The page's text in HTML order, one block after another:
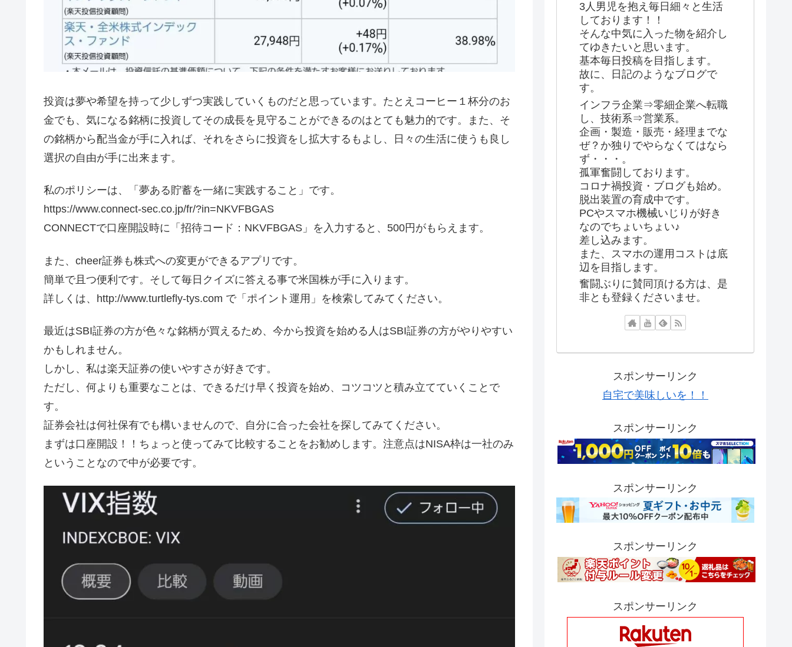
投資は夢や希望を持って少しずつ実践していくものだと思っています。たとえコーヒー１杯分のお
金でも、気になる銘柄に投資してその成長を見守ることができるのはとても魅力的です。また、そ
の銘柄から配当金が手に入れば、それをさらに投資をし拡大するもよし、日々の生活に使うも良し
選択の自由が手に出来ます。
私のポリシーは、「夢ある貯蓄を一緒に実践すること」です。
https://www.connect-sec.co.jp/fr/?in=NKVFBGAS
CONNECTで口座開設時に「招待コード：NKVFBGAS」を入力すると、500円がもらえます。
また、cheer証券も株式への変更ができるアプリです。
簡単で且つ便利です。そして毎日クイズに答える事で米国株が手に入ります。
詳しくは、http://www.turtlefly-tys.com で「ポイント運用」を検索してみてください。
最近はSBI証券の方が色々な銘柄が買えるため、今から投資を始める人はSBI証券の方がやりやすい
かもしれません。
しかし、私は楽天証券の使いやすさが好きです。
ただし、何よりも重要なことは、できるだけ早く投資を始め、コツコツと積み立てていくことで
す。
証券会社は何社保有でも構いませんので、自分に合った会社を探してみてください。
まずは口座開設！！ちょっと使ってみて比較することをお勧めします。注意点はNISA枠は一社のみ
ということなので中が必要です。
3人男児を抱え毎日細々と生活
しております！！
そんな中気に入った物を紹介し
てゆきたいと思います。
基本毎日投稿を目指します。
故に、日記のようなブログで
す。
インフラ企業⇒零細企業へ転職
し、技術系⇒営業系。
企画・製造・販売・経理までな
ぜ？か独りでやらなくてはなら
ず・・・。
孤軍奮闘しております。
コロナ禍投資・ブログも始め。
脱出装置の育成中です。
PCやスマホ機械いじりが好き
なのでちょいちょい♪
差し込みます。
また、スマホの運用コストは底
辺を目指します。
奮闘ぶりに賛同頂ける方は、是
非とも登録くださいませ。
スポンサーリンク
自宅で美味しいを！！
スポンサーリンク
スポンサーリンク
スポンサーリンク
スポンサーリンク